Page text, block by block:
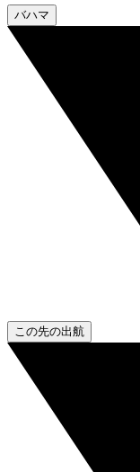
バハマ
この先の出航